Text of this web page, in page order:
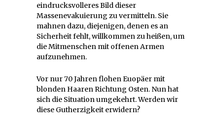
eindrucksvolleres Bild dieser
Massenevakuierung zu vermitteln. Sie
mahnen dazu, diejenigen, denen es an
Sicherheit fehlt, willkommen zu heißen, um
die Mitmenschen mit offenen Armen
aufzunehmen.
Vor nur 70 Jahren flohen Euopäer mit
blonden Haaren Richtung Osten. Nun hat
sich die Situation umgekehrt. Werden wir
diese Gutherzigkeit erwidern?